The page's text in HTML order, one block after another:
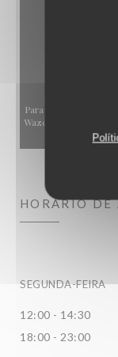
Para exibir o mapa
Waze Map (Google).
HORÁRIO DE
SEGUNDA-FEIRA
12:00 - 14:30
18:00 - 23:00